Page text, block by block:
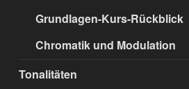
Grundlagen-Kurs-Rückblick
Chromatik und Modulation
Tonalitäten